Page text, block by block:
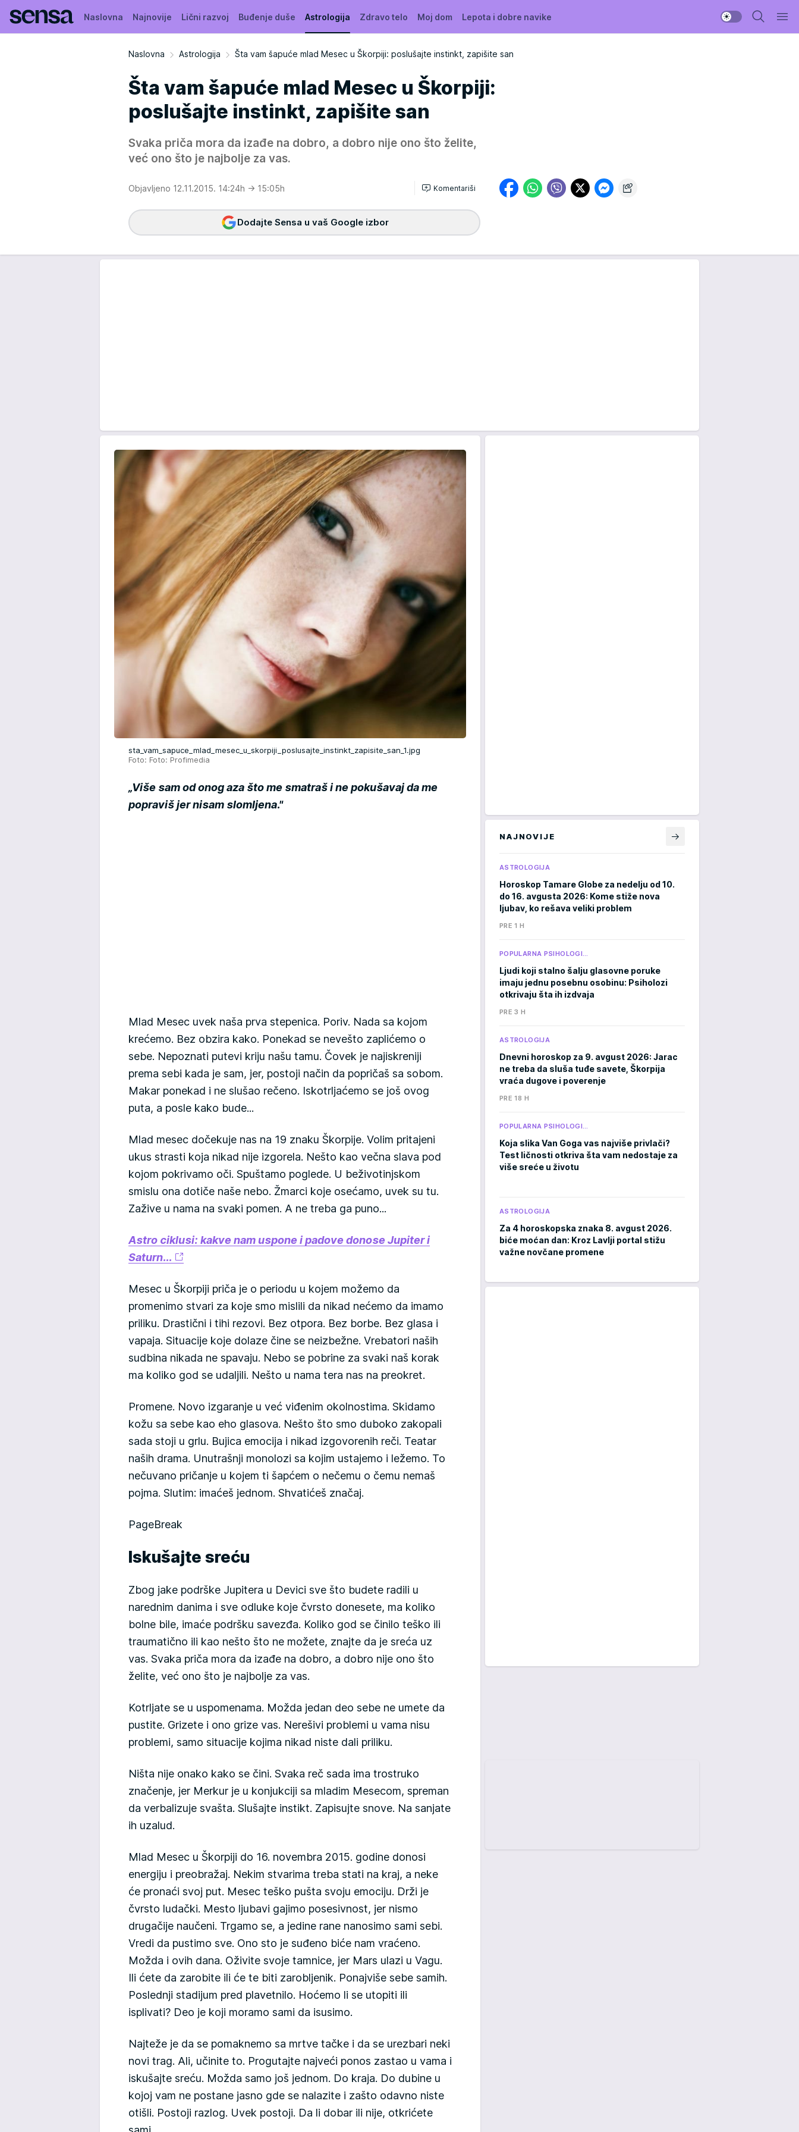
Naslovna Najnovije Lični razvoj Buđenje duše Astrologija Zdravo telo Moj dom Lepota i dobre navike
Naslovna Astrologija Šta vam šapuće mlad Mesec u Škorpiji: poslušajte instinkt, zapišite san
Šta vam šapuće mlad Mesec u Škorpiji:
poslušajte instinkt, zapišite san
Svaka priča mora da izađe na dobro, a dobro nije ono što želite,
već ono što je najbolje za vas.
Objavljeno 12.11.2015. 14:24h → 15:05h Komentariši
Dodajte Sensa u vaš Google izbor
sta_vam_sapuce_mlad_mesec_u_skorpiji_poslusajte_instinkt_zapisite_san_1.jpg
Foto: Foto: Profimedia
„Više sam od onog aza što me smatraš i ne pokušavaj da me
popraviš jer nisam slomljena."
Mlad Mesec uvek naša prva stepenica. Poriv. Nada sa kojom
krećemo. Bez obzira kako. Ponekad se nevešto zaplićemo o
sebe. Nepoznati putevi kriju našu tamu. Čovek je najiskreniji
prema sebi kada je sam, jer, postoji način da popričaš sa sobom.
Makar ponekad i ne slušao rečeno. Iskotrljaćemo se još ovog
puta, a posle kako bude...
Mlad mesec dočekuje nas na 19 znaku Škorpije. Volim pritajeni
ukus strasti koja nikad nije izgorela. Nešto kao večna slava pod
kojom pokrivamo oči. Spuštamo poglede. U beživotinjskom
smislu ona dotiče naše nebo. Žmarci koje osećamo, uvek su tu.
Zažive u nama na svaki pomen. A ne treba ga puno...
Astro ciklusi: kakve nam uspone i padove donose Jupiter i
Saturn...
Mesec u Škorpiji priča je o periodu u kojem možemo da
promenimo stvari za koje smo mislili da nikad nećemo da imamo
priliku. Drastični i tihi rezovi. Bez otpora. Bez borbe. Bez glasa i
vapaja. Situacije koje dolaze čine se neizbežne. Vrebatori naših
sudbina nikada ne spavaju. Nebo se pobrine za svaki naš korak
ma koliko god se udaljili. Nešto u nama tera nas na preokret.
Promene. Novo izgaranje u već viđenim okolnostima. Skidamo
kožu sa sebe kao eho glasova. Nešto što smo duboko zakopali
sada stoji u grlu. Bujica emocija i nikad izgovorenih reči. Teatar
naših drama. Unutrašnji monolozi sa kojim ustajemo i ležemo. To
nečuvano pričanje u kojem ti šapćem o nečemu o čemu nemaš
pojma. Slutim: imaćeš jednom. Shvatićeš značaj.
PageBreak
Iskušajte sreću
Zbog jake podrške Jupitera u Devici sve što budete radili u
narednim danima i sve odluke koje čvrsto donesete, ma koliko
bolne bile, imaće podršku savezđa. Koliko god se činilo teško ili
traumatično ili kao nešto što ne možete, znajte da je sreća uz
vas. Svaka priča mora da izađe na dobro, a dobro nije ono što
želite, već ono što je najbolje za vas.
Kotrljate se u uspomenama. Možda jedan deo sebe ne umete da
pustite. Grizete i ono grize vas. Nerešivi problemi u vama nisu
problemi, samo situacije kojima nikad niste dali priliku.
Ništa nije onako kako se čini. Svaka reč sada ima trostruko
značenje, jer Merkur je u konjukciji sa mladim Mesecom, spreman
da verbalizuje svašta. Slušajte instikt. Zapisujte snove. Na sanjate
ih uzalud.
Mlad Mesec u Škorpiji do 16. novembra 2015. godine donosi
energiju i preobražaj. Nekim stvarima treba stati na kraj, a neke
će pronaći svoj put. Mesec teško pušta svoju emociju. Drži je
čvrsto ludački. Mesto ljubavi gajimo posesivnost, jer nismo
drugačije naučeni. Trgamo se, a jedine rane nanosimo sami sebi.
Vredi da pustimo sve. Ono sto je suđeno biće nam vraćeno.
Možda i ovih dana. Oživite svoje tamnice, jer Mars ulazi u Vagu.
Ili ćete da zarobite ili će te biti zarobljenik. Ponajviše sebe samih.
Poslednji stadijum pred plavetnilo. Hoćemo li se utopiti ili
isplivati? Deo je koji moramo sami da isusimo.
Najteže je da se pomaknemo sa mrtve tačke i da se urezbari neki
novi trag. Ali, učinite to. Progutajte najveći ponos zastao u vama i
iskušajte sreću. Možda samo još jednom. Do kraja. Do dubine u
kojoj vam ne postane jasno gde se nalazite i zašto odavno niste
otišli. Postoji razlog. Uvek postoji. Da li dobar ili nije, otkrićete
NAJNOVIJE
ASTROLOGIJA
Horoskop Tamare Globe za nedelju od 10.
do 16. avgusta 2026: Kome stiže nova
ljubav, ko rešava veliki problem
PRE 1 H
POPULARNA PSIHOLOGI…
Ljudi koji stalno šalju glasovne poruke
imaju jednu posebnu osobinu: Psiholozi
otkrivaju šta ih izdvaja
PRE 3 H
ASTROLOGIJA
Dnevni horoskop za 9. avgust 2026: Jarac
ne treba da sluša tuđe savete, Škorpija
vraća dugove i poverenje
PRE 18 H
POPULARNA PSIHOLOGI…
Koja slika Van Goga vas najviše privlači?
Test ličnosti otkriva šta vam nedostaje za
više sreće u životu
ASTROLOGIJA
Za 4 horoskopska znaka 8. avgust 2026.
biće moćan dan: Kroz Lavlji portal stižu
važne novčane promene